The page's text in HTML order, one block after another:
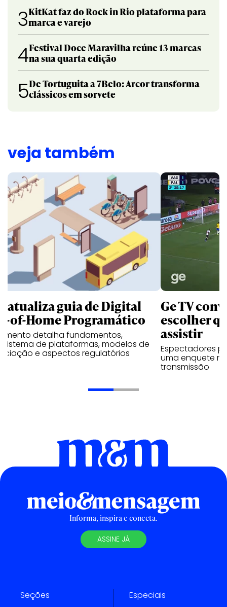
3KitKat faz do Rock in Rio plataforma para
marca e varejo
4Festival Doce Maravilha reúne 13 marcas
na sua quarta edição
5De Tortuguita a 7Belo: Arcor transforma
clássicos em sorvete
veja também
atualiza guia de Digital
of-Home Programático
detalha fundamentos,
de plataformas, modelos de
e aspectos regulatórios
Ge TV
escolher
assistir
Espectadores
uma enquete
transmissão
Informa, inspira e conecta.
ASSINE JÁ
Seções Especiais